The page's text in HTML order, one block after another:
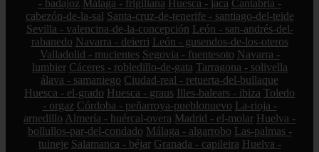
- badajoz Málaga - frigiliana Huesca - jaca Cantabria -
cabezón-de-la-sal Santa-cruz-de-tenerife - santiago-del-teide
Sevilla - valencina-de-la-concepción León - san-andrés-del-
rabanedo Navarra - deierri León - gusendos-de-los-oteros
Valladolid - mucientes Segovia - fuentesoto Navarra -
lumbier Cáceres - robledillo-de-gata Tarragona - solivella
álava - samaniego Ciudad-real - retuerta-del-bullaque
Huesca - el-grado Huesca - graus Illes-balears - ibiza Toledo
- orgaz Córdoba - peñarroya-pueblonuevo La-rioja -
arnedillo Almería - huércal-overa Madrid - el-molar Huelva -
bollullos-par-del-condado Málaga - algarrobo Las-palmas -
tuineje Salamanca - béjar Granada - capileira Huelva -